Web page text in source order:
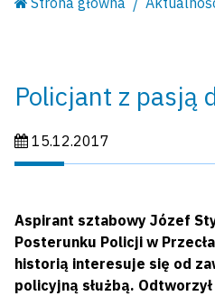
Policjant z pasją
Data publikacji:
15.12.2017
Aspirant sztabowy Józef
Posterunku Policji w
historią interesuje się od
policyjną służbą.